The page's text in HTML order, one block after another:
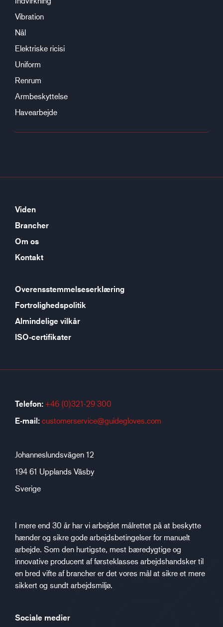
Vibration
Nål
Elektriske ricisi
Uniform
Renrum
Armbeskyttelse
Havearbejde
Viden
Brancher
Om os
Kontakt
Overensstemmelseserklæring
Fortrolighedspolitik
Almindelige vilkår
ISO-certifikater
Telefon: +46 (0)321-29 300
E-mail: customerservice@guidegloves.com
Johanneslundsvägen 12
194 61 Upplands Väsby
Sverige
I mere end 30 år har vi arbejdet målrettet på at beskytte
hænder og sikre gode arbejdsbetingelser for manuelt
arbejde. Som den hurtigste, mest bæredygtige og
innovative producent af førsteklasses arbejdshandsker til
en bred vifte af brancher er det vores mål at sikre et mere
sikkert og sundt arbejdsmiljø.
Sociale medier